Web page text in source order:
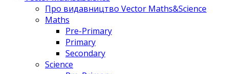
Про видавництво Vector Maths&Science
Maths
Pre-Primary
Primary
Secondary
Science